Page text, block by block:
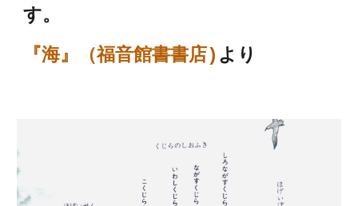
す。
『海』（福音館書書店) より